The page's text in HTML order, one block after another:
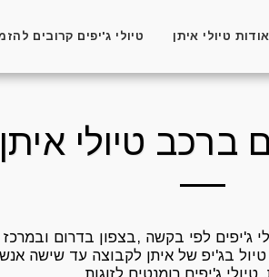
אודות טיולי איתן טיולי ג'יפים קרובים
ברכב טיולי איתן
ג'יפים לפי בקשה ,בצפון בדרום
טיול בג'יפ של איתן לקבוצה עד שישה
ג'יפים רומנטים לזוגות